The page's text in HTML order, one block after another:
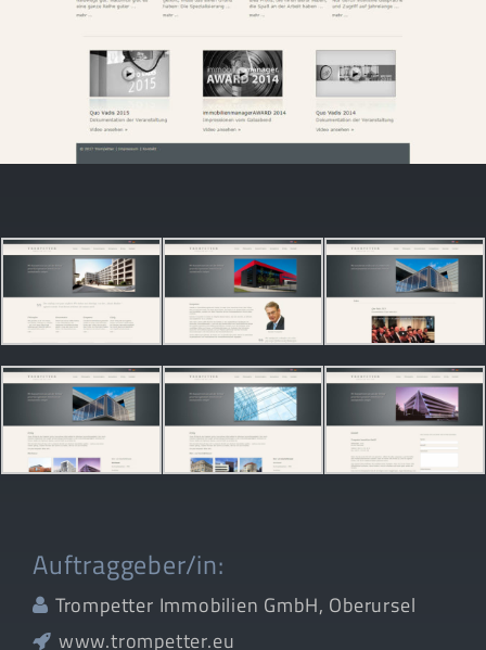
Auftraggeber/in:
Trompetter Immobilien GmbH, Oberursel
www.trompetter.eu